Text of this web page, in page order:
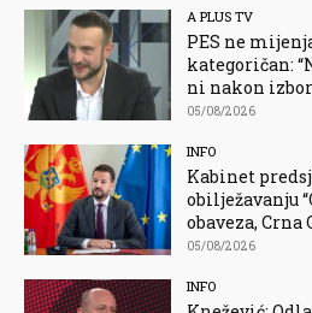
A PLUS TV
PES ne
kategoričan:
ni nakon
05/08/2026
INFO
Kabinet
obilježavanju
obaveza, Crna
05/08/2026
INFO